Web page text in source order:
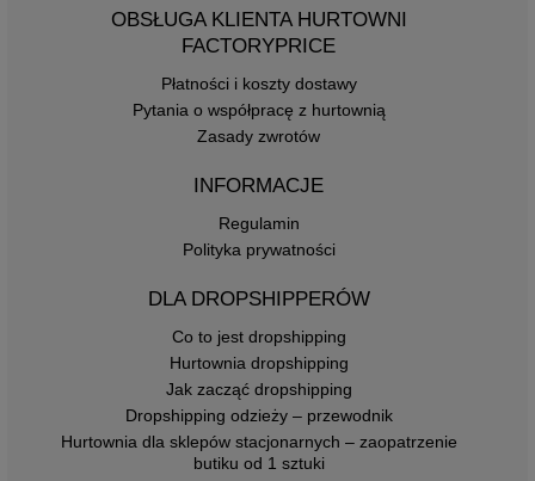
OBSŁUGA KLIENTA HURTOWNI
FACTORYPRICE
Płatności i koszty dostawy
Pytania o współpracę z hurtownią
Zasady zwrotów
INFORMACJE
Regulamin
Polityka prywatności
DLA DROPSHIPPERÓW
Co to jest dropshipping
Hurtownia dropshipping
Jak zacząć dropshipping
Dropshipping odzieży – przewodnik
Hurtownia dla sklepów stacjonarnych – zaopatrzenie
butiku od 1 sztuki